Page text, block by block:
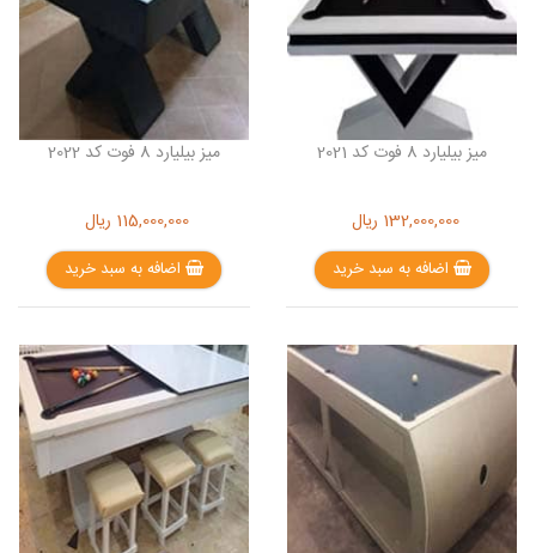
میز بیلیارد 8 فوت کد 2021
132,000,000 ریال
اضافه به سبد خرید
میز بیلیارد 8 فوت کد 2022
115,000,000 ریال
اضافه به سبد خرید